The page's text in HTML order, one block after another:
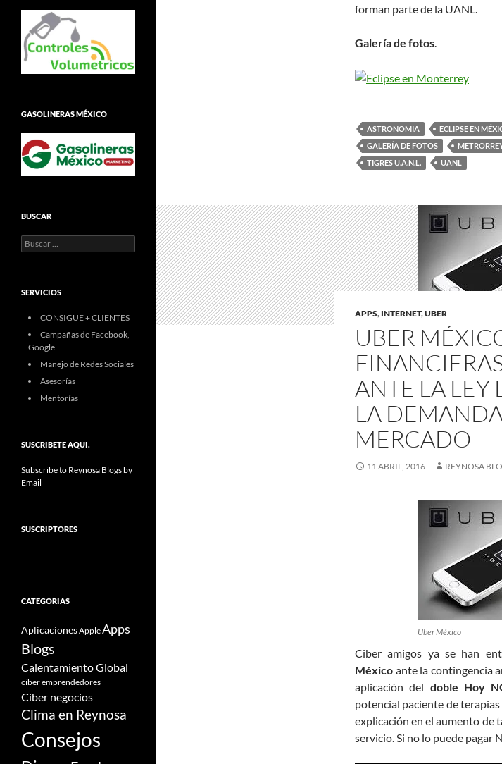
forman parte de la UANL.
Galería de fotos
ASTRONOMIA ECLIPSE EN
GALERÍA DE FOTOS
TIGRES U.A.N.L.
UANL
APPS, INTERNET,UBER
UBER
ANTE LA LEY
LA
MERCADO
11 ABRIL, 2016 REYNOSA
Uber México
Ciber amigos ya se han
México ante la contingencia
aplicación del doble Hoy
potencial paciente de
explicación en el aumento de
servicio. Si no lo puede pagar
GASOLINERAS MÉXICO
BUSCAR
Buscar:
SERVICIOS
CONSIGUE + CLIENTES
Campañas de Facebook,
Google
Manejo de Redes Sociales
Asesorías
Mentorías
SUSCRIBETE AQUI.
Subscribe to Reynosa Blogs by
Email
SUSCRIPTORES
CATEGORIAS
Aplicaciones AppleApps
Blogs
Calentamiento Global
ciber emprendedores
Ciber negocios
Clima en Reynosa
Consejos